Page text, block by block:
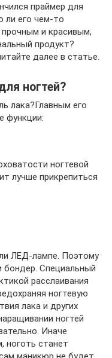
праймер для
ли его чем-то
и красивым,
продукт?
далее в статье.
ногтей?
лака?Главным его
функции:
ногтевой
лучше прикрепиться
ЛЕД-лампе. Поэтому
бондер. Специальный
расслаивания
ногтевую
лака и других
ногтей
Иначе
ноготь станет